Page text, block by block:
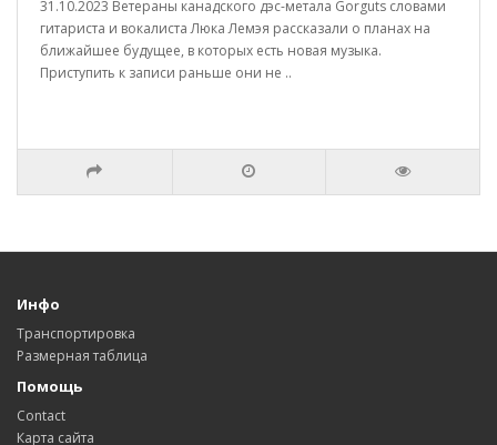
31.10.2023 Ветераны канадского дэс-метала Gorguts словами
гитариста и вокалиста Люка Лемэя рассказали о планах на
ближайшее будущее, в которых есть новая музыка.
Приступить к записи раньше они не ..
Инфо
Транспортировка
Размерная таблица
Помощь
Contact
Карта сайта